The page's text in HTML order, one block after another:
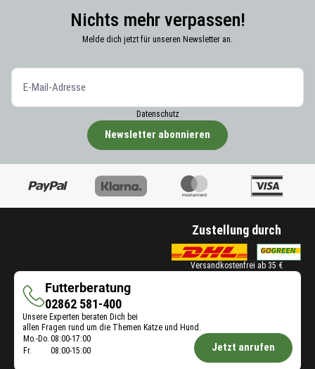
Nichts mehr verpassen!
Melde dich jetzt für unseren Newsletter an.
Datenschutz
Newsletter abonnieren
Zustellung durch
Versandkostenfrei ab 35 €
Futterberatung
Futterberatung
02862 581-400
Unsere Experten beraten Dich bei
allen Fragen rund um die Themen Katze und Hund.
Öffnungszeiten
Futterberatung:
Mo.-Do. 08:00-17:00
Fr.
08:00-15:00 Jetzt anrufen